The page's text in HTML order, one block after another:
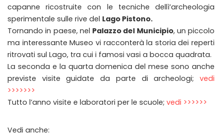
capanne ricostruite con le tecniche dellì’archeologia
sperimentale sulle rive del Lago Pistono.
Tornando in paese, nel Palazzo del Municipio, un piccolo
ma interessante Museo vi racconterà la storia dei reperti
ritrovati sul Lago, tra cui i famosi vasi a bocca quadrata.
La seconda e la quarta domenica del mese sono anche
previste visite guidate da parte di archeologi; vedi
>>>>>>>
Tutto l’anno visite e laboratori per le scuole; vedi >>>>>>
Vedi anche: